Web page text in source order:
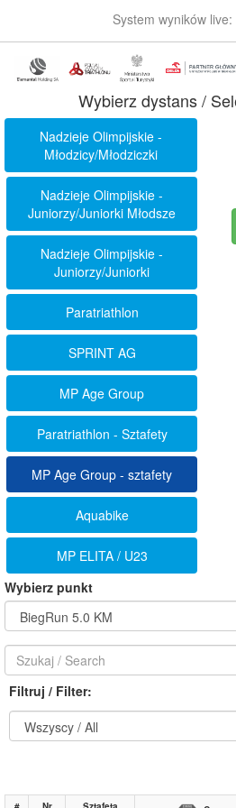
System wyników live:
Wybierz dystans /
Nadzieje Olimpijskie -
Młodzicy/Młodziczki
Nadzieje Olimpijskie -
Juniorzy/Juniorki Młodsze
Nadzieje Olimpijskie -
Juniorzy/Juniorki
Paratriathlon
SPRINT AG
MP Age Group
Paratriathlon - Sztafety
MP Age Group - sztafety
Aquabike
MP ELITA / U23
Wybierz punkt
Filtruj / Filter: